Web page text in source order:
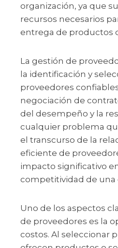
organización, ya que
recursos necesarios
entrega de productos
La gestión de
la identificación y
proveedores
negociación de
del desempeño y la
cualquier problema
el transcurso de la
eficiente de
impacto significativo
competitividad de una
Uno de los aspectos
de proveedores es la
costos. Al seleccionar